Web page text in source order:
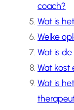
coach?
Wat is
Welke
Wat is
Wat kost
Wat is